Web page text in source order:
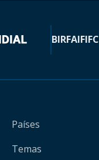
BIRFAIFIFC
Países
Temas